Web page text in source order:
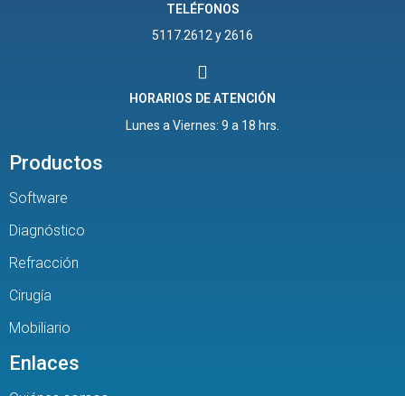
TELÉFONOS
5117.2612 y 2616
HORARIOS DE ATENCIÓN
Lunes a Viernes: 9 a 18 hrs.
Productos
Software
Diagnóstico
Refracción
Cirugía
Mobiliario
Enlaces